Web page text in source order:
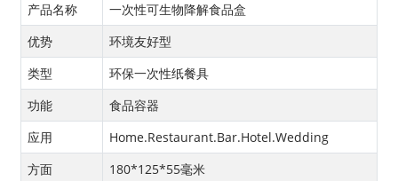
产品名称
一次性可生物降解食品盒
优势
环境友好型
类型
环保一次性纸餐具
功能
食品容器
应用
Home.Restaurant.Bar.Hotel.Wedding
方面
180*125*55毫米